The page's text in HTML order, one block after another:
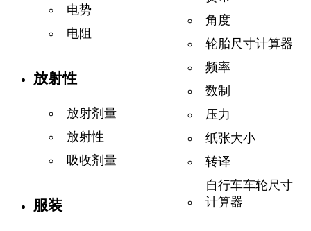
电势
电阻
放射性
放射剂量
放射性
吸收剂量
服装
角度
轮胎尺寸计算器
频率
数制
压力
纸张大小
转译
自行车车轮尺寸
计算器